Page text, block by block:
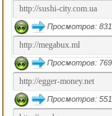
Просмотров: 831
Просмотров: 769
Просмотров: 551